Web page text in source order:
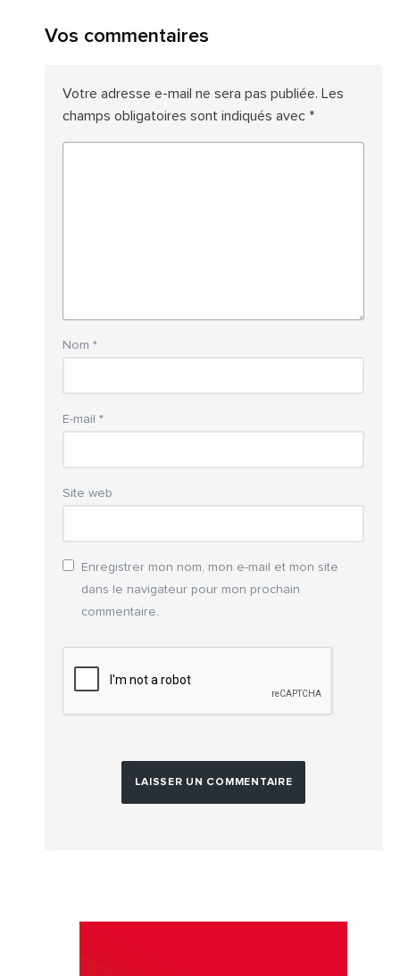
Vos commentaires
Votre adresse e-mail ne sera pas publiée. Les
champs obligatoires sont indiqués avec *
Nom *
E-mail *
Site web
Enregistrer mon nom, mon e-mail et mon site
dans le navigateur pour mon prochain
commentaire.